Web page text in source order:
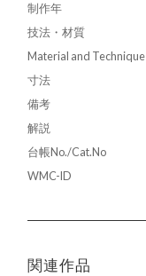
制作年
技法・材質
Material and Technique
寸法
備考
解説
台帳No./Cat.No
WMC-ID
関連作品